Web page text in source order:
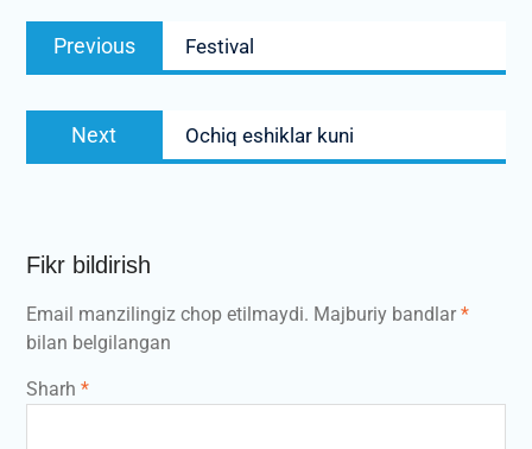
Post
menyusi
Previous
Previous
post:
Festival
Next
Next
post:
Ochiq eshiklar kuni
Fikr bildirish
Email manzilingiz chop etilmaydi. Majburiy bandlar*
bilan belgilangan
Sharh *